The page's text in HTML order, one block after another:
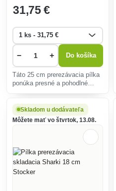
31,75 €
− + Do košíka
Táto 25 cm prerezávacia pílka
ponúka presné a pohodlné
minimalizuje únavu, ideálna na
záhradnú údržbu.
Skladom u dodávateľa
Môžete mať vo štvrtok, 13.08.